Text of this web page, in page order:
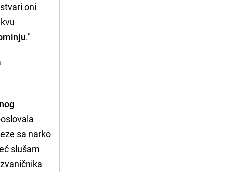
oni
."
sa narko
slušam